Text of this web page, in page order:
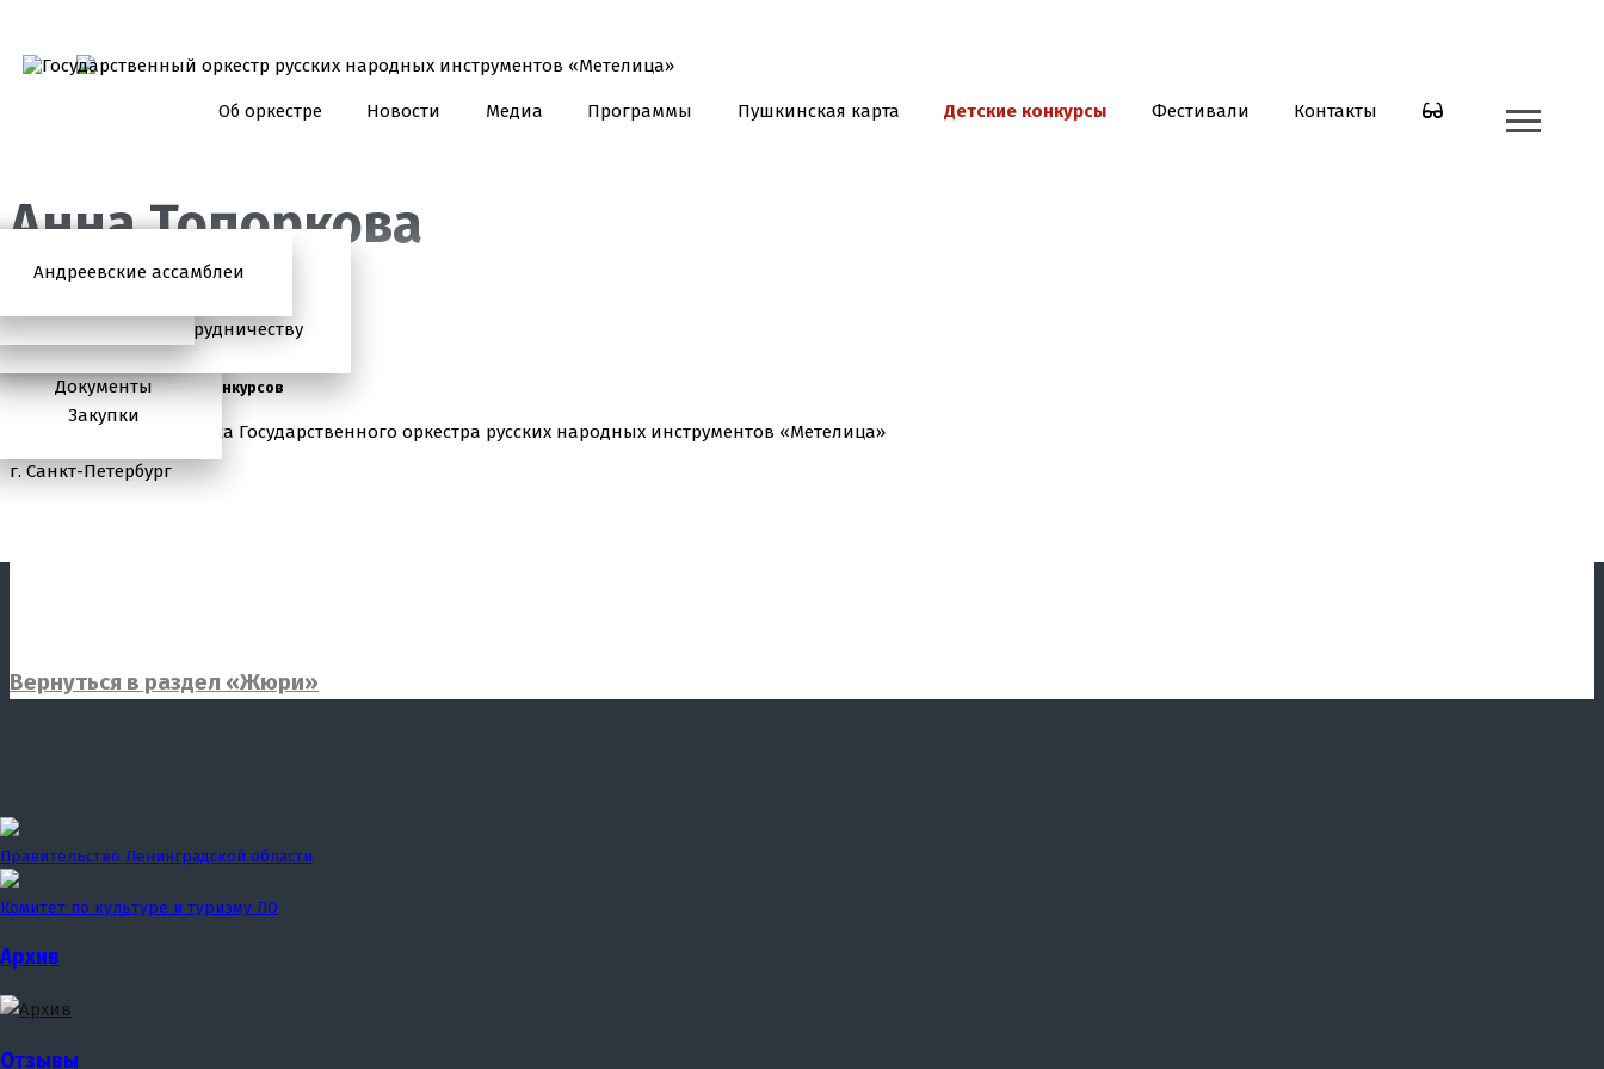
Об оркестре
История
Состав
Документы
Закупки
Новости
Анонсы
Медиа
Фото
Программы
Школьный абонемент
Приглашаем к сотрудничеству
Пушкинская карта Детские конкурсы
2026 год
Фестивали
Андреевские ассамблеи
Контакты
Анна Топоркова
Лауреат международных конкурсов
Преподаватель, артистка Государственного оркестра русских народных инструментов «Метелица»
г. Санкт-Петербург
Вернуться в раздел «Жюри»
Правительство Ленинградской области
Комитет по культуре и туризму ЛО
Архив
Отзывы